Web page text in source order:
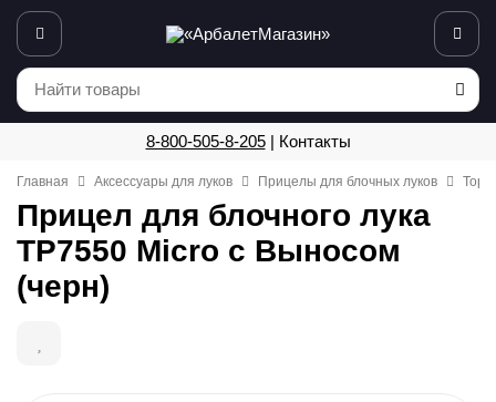
8-800-505-8-205| Контакты
Главная Аксессуары для луков Прицелы для блочных луков
Прицел для блочного лука
TP7550 Micro с Выносом
(черн)